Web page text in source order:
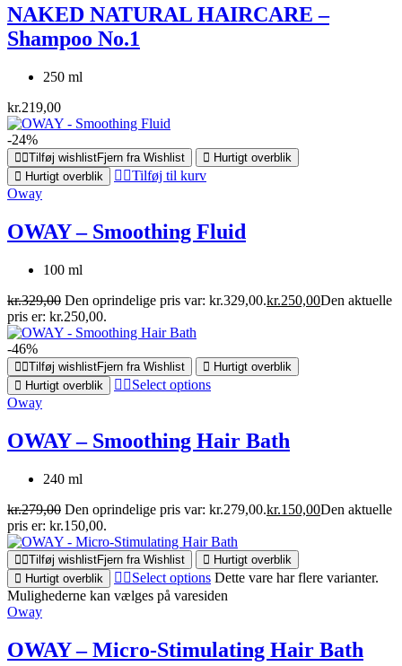
NAKED NATURAL HAIRCARE –
Shampoo No.1
250 ml
kr.219,00
-24%
Tilføj wishlistFjern fra Wishlist
Hurtigt overblik
Hurtigt overblik
Tilføj til kurv
Oway
OWAY – Smoothing Fluid
100 ml
kr.329,00 Den oprindelige pris var: kr.329,00.kr.250,00Den aktuelle
pris er: kr.250,00.
-46%
Tilføj wishlistFjern fra Wishlist
Hurtigt overblik
Hurtigt overblik
Select options
Oway
OWAY – Smoothing Hair Bath
240 ml
kr.279,00 Den oprindelige pris var: kr.279,00.kr.150,00Den aktuelle
pris er: kr.150,00.
Tilføj wishlistFjern fra Wishlist
Hurtigt overblik
Hurtigt overblik
Select options Dette vare har flere varianter.
Mulighederne kan vælges på varesiden
Oway
OWAY – Micro-Stimulating Hair Bath